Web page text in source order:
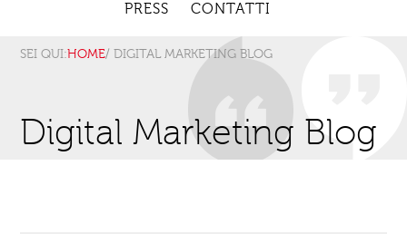
PRESS CONTATTI
SEI QUI:HOME/ DIGITAL MARKETING BLOG
Digital Marketing Blog